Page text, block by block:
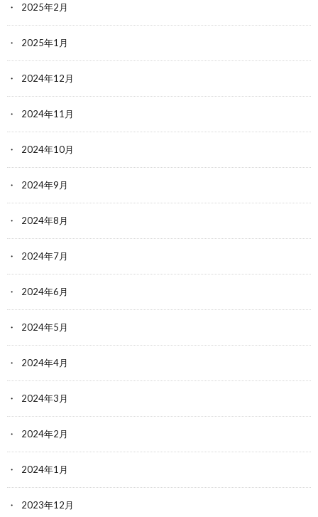
2025年2月
2025年1月
2024年12月
2024年11月
2024年10月
2024年9月
2024年8月
2024年7月
2024年6月
2024年5月
2024年4月
2024年3月
2024年2月
2024年1月
2023年12月